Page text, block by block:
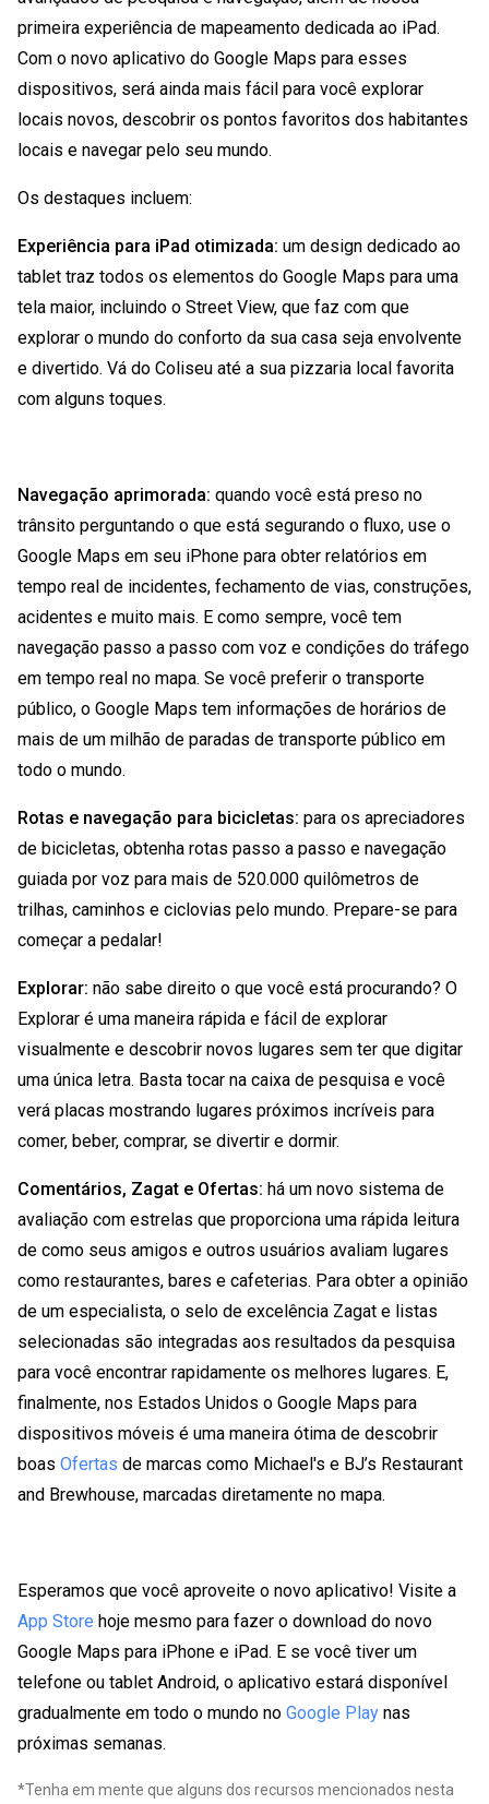
primeira experiência de mapeamento dedicada ao iPad.
Com o novo aplicativo do Google Maps para esses
dispositivos, será ainda mais fácil para você explorar
locais novos, descobrir os pontos favoritos dos habitantes
locais e navegar pelo seu mundo.
Os destaques incluem:
Experiência para iPad otimizada: um design dedicado ao
tablet traz todos os elementos do Google Maps para uma
tela maior, incluindo o Street View, que faz com que
explorar o mundo do conforto da sua casa seja envolvente
e divertido. Vá do Coliseu até a sua pizzaria local favorita
com alguns toques.
Navegação aprimorada: quando você está preso no
trânsito perguntando o que está segurando o fluxo, use o
Google Maps em seu iPhone para obter relatórios em
tempo real de incidentes, fechamento de vias, construções,
acidentes e muito mais. E como sempre, você tem
navegação passo a passo com voz e condições do tráfego
em tempo real no mapa. Se você preferir o transporte
público, o Google Maps tem informações de horários de
mais de um milhão de paradas de transporte público em
todo o mundo.
Rotas e navegação para bicicletas: para os apreciadores
de bicicletas, obtenha rotas passo a passo e navegação
guiada por voz para mais de 520.000 quilômetros de
trilhas, caminhos e ciclovias pelo mundo. Prepare-se para
começar a pedalar!
Explorar: não sabe direito o que você está procurando? O
Explorar é uma maneira rápida e fácil de explorar
visualmente e descobrir novos lugares sem ter que digitar
uma única letra. Basta tocar na caixa de pesquisa e você
verá placas mostrando lugares próximos incríveis para
comer, beber, comprar, se divertir e dormir.
Comentários, Zagat e Ofertas: há um novo sistema de
avaliação com estrelas que proporciona uma rápida leitura
de como seus amigos e outros usuários avaliam lugares
como restaurantes, bares e cafeterias. Para obter a opinião
de um especialista, o selo de excelência Zagat e listas
selecionadas são integradas aos resultados da pesquisa
para você encontrar rapidamente os melhores lugares. E,
finalmente, nos Estados Unidos o Google Maps para
dispositivos móveis é uma maneira ótima de descobrir
boas Ofertas de marcas como Michael's e BJ’s Restaurant
and Brewhouse, marcadas diretamente no mapa.
Esperamos que você aproveite o novo aplicativo! Visite a
App Store hoje mesmo para fazer o download do novo
Google Maps para iPhone e iPad. E se você tiver um
telefone ou tablet Android, o aplicativo estará disponível
gradualmente em todo o mundo no Google Play nas
próximas semanas.
*Tenha em mente que alguns dos recursos mencionados nesta